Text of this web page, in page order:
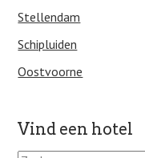
Stellendam
Schipluiden
Oostvoorne
Vind een hotel
Z